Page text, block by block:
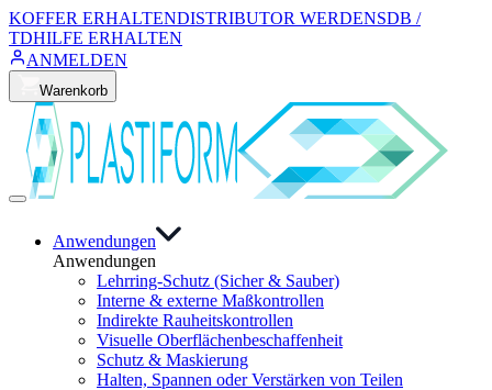
KOFFER ERHALTENDISTRIBUTOR WERDENSDB /
TDHILFE ERHALTEN
ANMELDEN
Warenkorb
Anwendungen
Anwendungen
Lehrring-Schutz (Sicher & Sauber)
Interne & externe Maßkontrollen
Indirekte Rauheitskontrollen
Visuelle Oberflächenbeschaffenheit
Schutz & Maskierung
Halten, Spannen oder Verstärken von Teilen